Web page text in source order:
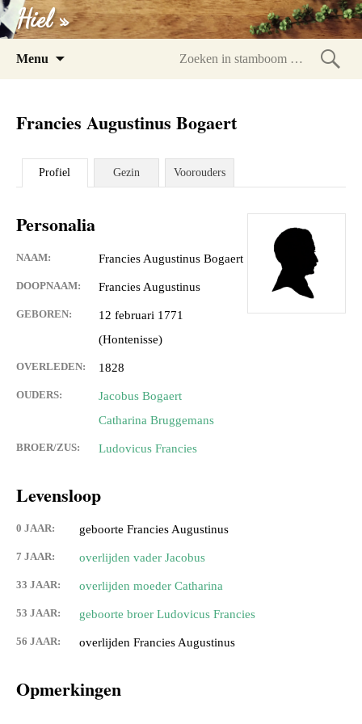
Hiel »
Menu
Francies Augustinus Bogaert
Profiel Gezin Voorouders
Personalia
NAAM: Francies Augustinus Bogaert
DOOPNAAM: Francies Augustinus
GEBOREN:
12 februari 1771
(Hontenisse)
OVERLEDEN: 1828
OUDERS:
Jacobus Bogaert
Catharina Bruggemans
BROER/ZUS: Ludovicus Francies
Levensloop
0 JAAR: geboorte Francies Augustinus
7 JAAR: overlijden vader Jacobus
33 JAAR: overlijden moeder Catharina
53 JAAR: geboorte broer Ludovicus Francies
56 JAAR: overlijden Francies Augustinus
Opmerkingen